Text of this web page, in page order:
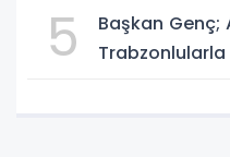
5
Başkan Genç;
Trabzonlularla